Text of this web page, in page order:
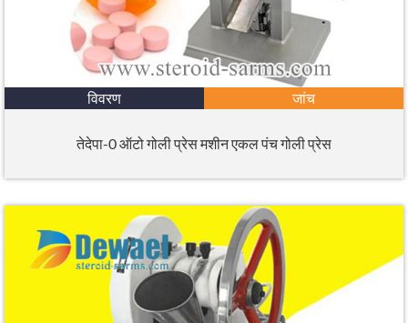
विवरण जांच
तेदेपा-0 ऑटो गोली प्रेस मशीन एकल पंच गोली प्रेस